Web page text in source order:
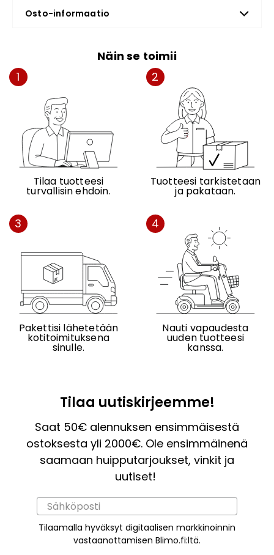
Osto-informaatio
Näin se toimii
1
Tilaa tuotteesi
turvallisin ehdoin.
2
Tuotteesi tarkistetaan
ja pakataan.
3
Pakettisi lähetetään
kotitoimituksena
sinulle.
4
Nauti vapaudesta
uuden tuotteesi
kanssa.
Tilaa uutiskirjeemme!
Saat 50€ alennuksen ensimmäisestä
ostoksesta yli 2000€. Ole ensimmäinenä
saamaan huipputarjoukset, vinkit ja
uutiset!
Tilaamalla hyväksyt digitaalisen markkinoinnin
vastaanottamisen Blimo.fi:ltä.